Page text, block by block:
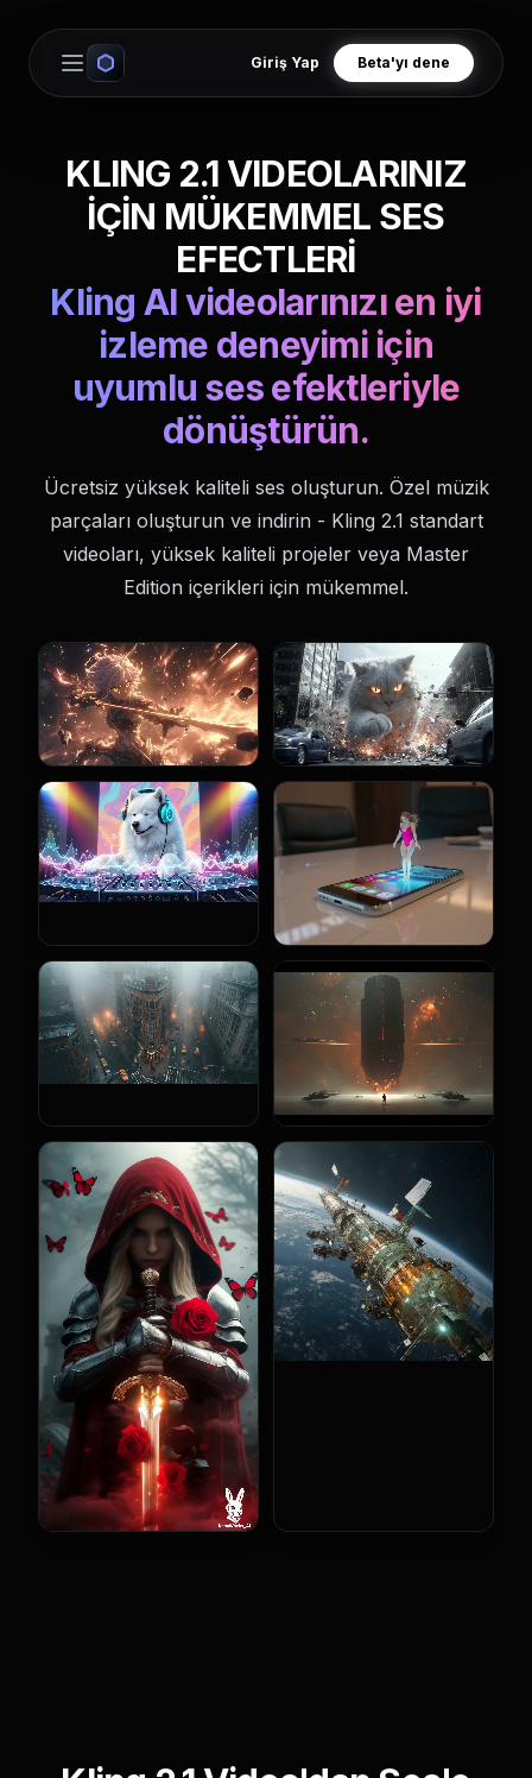
Open main menu
Giriş Yap Beta'yı dene
KLING 2.1 VIDEOLARINIZ
İÇİN MÜKEMMEL SES
EFECTLERİ
Kling AI videolarınızı en iyi
izleme deneyimi için
uyumlu ses efektleriyle
dönüştürün.
Ücretsiz yüksek kaliteli ses oluşturun. Özel müzik
parçaları oluşturun ve indirin - Kling 2.1 standart
videoları, yüksek kaliteli projeler veya Master
Edition içerikleri için mükemmel.